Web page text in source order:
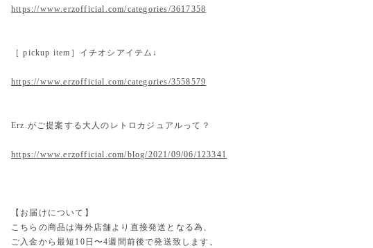
https://www.erzofficial.com/categories/3617358
［ pickup item］イチオシアイテム↓
https://www.erzofficial.com/categories/3558579
Erz.がご提案する大人のレトロカジュアルって？
https://www.erzofficial.com/blog/2021/09/06/123341
【お届けについて】
こちらの商品は海外店舗より直接発送となる為、
ご入金から最短10日〜4週間前後で発送致します。